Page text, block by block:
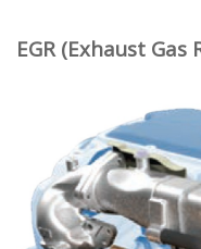
EGR (Exhaust